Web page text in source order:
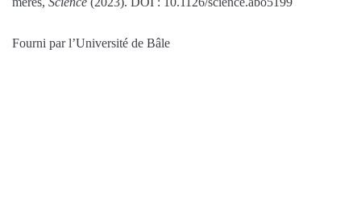
Fourni par l’Université de Bâle